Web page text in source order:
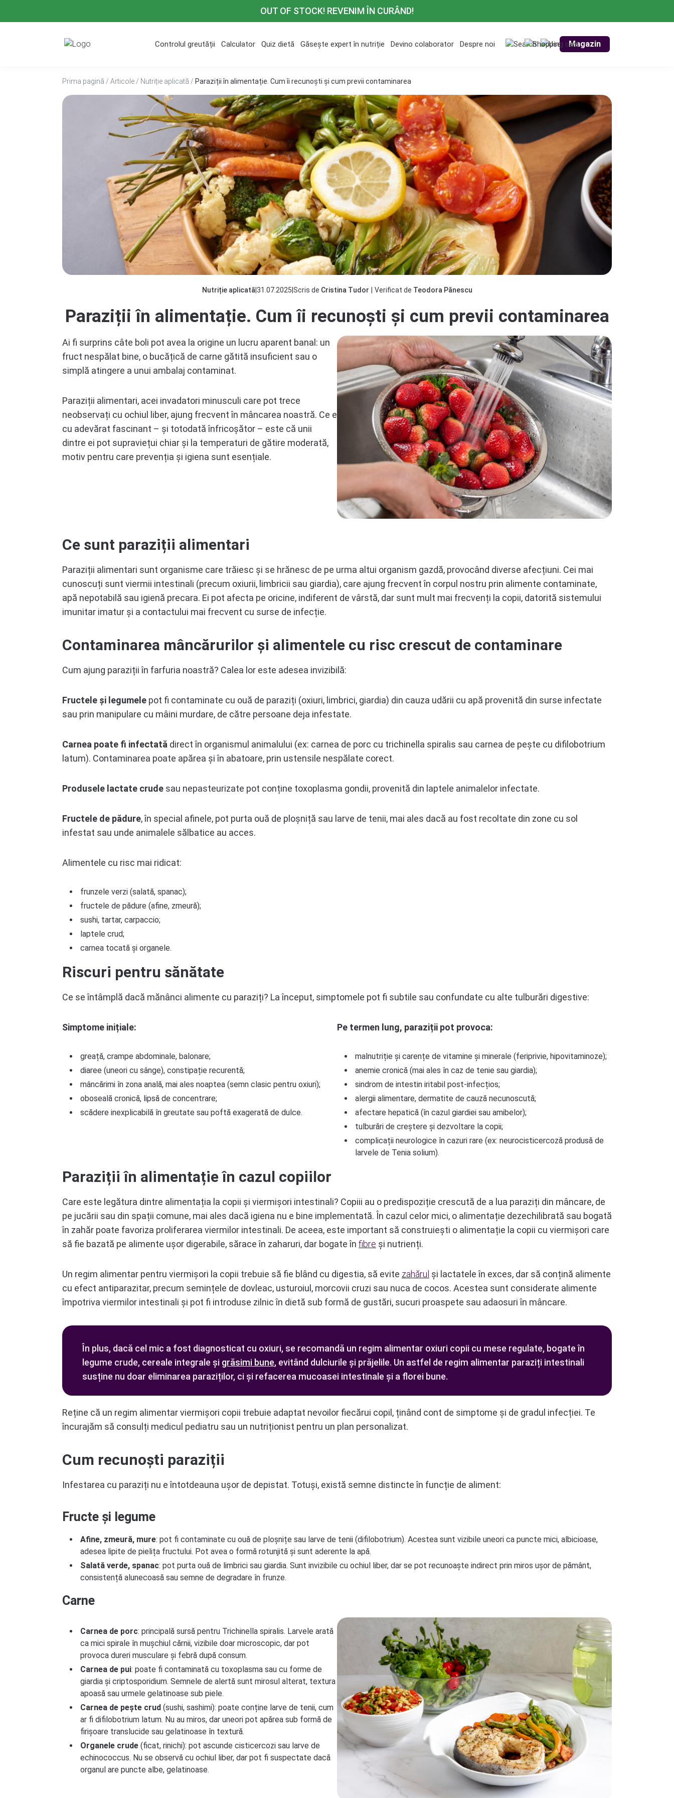
OUT OF STOCK! REVENIM ÎN CURÂND!
Controlul greutății Calculator Quiz dietă Găsește expert în nutriție Devino colaborator Despre noi Magazin
Prima pagină / Articole / Nutriție aplicată / Paraziții în alimentație. Cum îi recunoști și cum previi contaminarea
Nutriție aplicată 31.07.2025 Scris de Cristina Tudor Verificat de Teodora Pănescu
Paraziții în alimentație. Cum îi recunoști și cum previi contaminarea
Ai fi surprins câte boli pot avea la origine un lucru aparent banal: un
fruct nespălat bine, o bucățică de carne gătită insuficient sau o
simplă atingere a unui ambalaj contaminat.
Paraziții alimentari, acei invadatori minusculi care pot trece
neobservați cu ochiul liber, ajung frecvent în mâncarea noastră. Ce e
cu adevărat fascinant – și totodată înfricoșător – este că unii
dintre ei pot supraviețui chiar și la temperaturi de gătire moderată,
motiv pentru care prevenția și igiena sunt esențiale.
Ce sunt paraziții alimentari
Paraziții alimentari sunt organisme care trăiesc și se hrănesc de pe urma altui organism gazdă, provocând diverse afecțiuni. Cei mai
cunoscuți sunt viermii intestinali (precum oxiurii, limbricii sau giardia), care ajung frecvent în corpul nostru prin alimente contaminate,
apă nepotabilă sau igienă precara. Ei pot afecta pe oricine, indiferent de vârstă, dar sunt mult mai frecvenți la copii, datorită sistemului
imunitar imatur și a contactului mai frecvent cu surse de infecție.
Contaminarea mâncărurilor și alimentele cu risc crescut de contaminare
Cum ajung paraziții în farfuria noastră? Calea lor este adesea invizibilă:
Fructele și legumele pot fi contaminate cu ouă de paraziți (oxiuri, limbrici, giardia) din cauza udării cu apă provenită din surse infectate
sau prin manipulare cu mâini murdare, de către persoane deja infestate.
Carnea poate fi infectată direct în organismul animalului (ex: carnea de porc cu trichinella spiralis sau carnea de pește cu difilobotrium
latum). Contaminarea poate apărea și în abatoare, prin ustensile nespălate corect.
Produsele lactate crude sau nepasteurizate pot conține toxoplasma gondii, provenită din laptele animalelor infectate.
Fructele de pădure, în special afinele, pot purta ouă de ploșniță sau larve de tenii, mai ales dacă au fost recoltate din zone cu sol
infestat sau unde animalele sălbatice au acces.
Alimentele cu risc mai ridicat:
frunzele verzi (salată, spanac);
fructele de pădure (afine, zmeură);
sushi, tartar, carpaccio;
laptele crud;
carnea tocată și organele.
Riscuri pentru sănătate
Ce se întâmplă dacă mănânci alimente cu paraziți? La început, simptomele pot fi subtile sau confundate cu alte tulburări digestive:
Simptome inițiale:
greață, crampe abdominale, balonare;
diaree (uneori cu sânge), constipație recurentă;
mâncărimi în zona anală, mai ales noaptea (semn clasic pentru oxiuri);
oboseală cronică, lipsă de concentrare;
scădere inexplicabilă în greutate sau poftă exagerată de dulce.
Pe termen lung, paraziții pot provoca:
malnutriție și carențe de vitamine și minerale (feriprivie, hipovitaminoze);
anemie cronică (mai ales în caz de tenie sau giardia);
sindrom de intestin iritabil post-infecțios;
alergii alimentare, dermatite de cauză necunoscută;
afectare hepatică (în cazul giardiei sau amibelor);
tulburări de creștere și dezvoltare la copii;
complicații neurologice în cazuri rare (ex: neurocisticercoză produsă de
larvele de Tenia solium).
Paraziții în alimentație în cazul copiilor
Care este legătura dintre alimentația la copii și viermișori intestinali? Copiii au o predispoziție crescută de a lua paraziți din mâncare, de
pe jucării sau din spații comune, mai ales dacă igiena nu e bine implementată. În cazul celor mici, o alimentație dezechilibrată sau bogată
în zahăr poate favoriza proliferarea viermilor intestinali. De aceea, este important să construiești o alimentație la copii cu viermișori care
să fie bazată pe alimente ușor digerabile, sărace în zaharuri, dar bogate în fibre și nutrienți.
Un regim alimentar pentru viermișori la copii trebuie să fie blând cu digestia, să evite zahărul și lactatele în exces, dar să conțină alimente
cu efect antiparazitar, precum semințele de dovleac, usturoiul, morcovii cruzi sau nuca de cocos. Acestea sunt considerate alimente
împotriva viermilor intestinali și pot fi introduse zilnic în dietă sub formă de gustări, sucuri proaspete sau adaosuri în mâncare.
În plus, dacă cel mic a fost diagnosticat cu oxiuri, se recomandă un regim alimentar oxiuri copii cu mese regulate, bogate în
legume crude, cereale integrale și grăsimi bune, evitând dulciurile și prăjelile. Un astfel de regim alimentar paraziți intestinali
susține nu doar eliminarea paraziților, ci și refacerea mucoasei intestinale și a florei bune.
Reține că un regim alimentar viermișori copii trebuie adaptat nevoilor fiecărui copil, ținând cont de simptome și de gradul infecției. Te
încurajăm să consulți medicul pediatru sau un nutriționist pentru un plan personalizat.
Cum recunoști paraziții
Infestarea cu paraziți nu e întotdeauna ușor de depistat. Totuși, există semne distincte în funcție de aliment:
Fructe și legume
Afine, zmeură, mure: pot fi contaminate cu ouă de ploșnițe sau larve de tenii (difilobotrium). Acestea sunt vizibile uneori ca puncte mici, albicioase,
adesea lipite de pielița fructului. Pot avea o formă rotunjită și sunt aderente la apă.
Salată verde, spanac: pot purta ouă de limbrici sau giardia. Sunt invizibile cu ochiul liber, dar se pot recunoaște indirect prin miros ușor de pământ,
consistență alunecoasă sau semne de degradare în frunze.
Carne
Carnea de porc: principală sursă pentru Trichinella spiralis. Larvele arată
ca mici spirale în mușchiul cărnii, vizibile doar microscopic, dar pot
provoca dureri musculare și febră după consum.
Carnea de pui: poate fi contaminată cu toxoplasma sau cu forme de
giardia și criptosporidium. Semnele de alertă sunt mirosul alterat, textura
apoasă sau urmele gelatinoase sub piele.
Carnea de pește crud (sushi, sashimi): poate conține larve de tenii, cum
ar fi difilobotrium latum. Nu au miros, dar uneori pot apărea sub formă de
firișoare translucide sau gelatinoase în textură.
Organele crude (ficat, rinichi): pot ascunde cisticercozi sau larve de
echinococcus. Nu se observă cu ochiul liber, dar pot fi suspectate dacă
organul are puncte albe, gelatinoase.